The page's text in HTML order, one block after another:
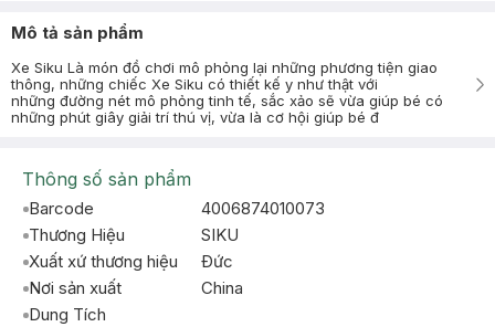
Mô tả sản phẩm
Xe Siku Là món đồ chơi mô phỏng lại những phương tiện giao
thông, những chiếc Xe Siku có thiết kế y như thật với
những đường nét mô phỏng tinh tế, sắc xảo sẽ vừa giúp bé có
những phút giây giải trí thú vị, vừa là cơ hội giúp bé đ
Thông số sản phẩm
Barcode
4006874010073
Thương Hiệu
SIKU
Xuất xứ thương hiệu
Ðức
Nơi sản xuất
China
Dung Tích